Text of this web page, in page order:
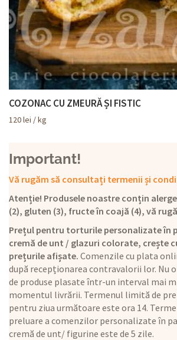
COZONAC CU ZMEURĂ ȘI FISTIC
120lei / kg
Important!
Vă rugăm să consultați termenii și
Atenție! Produsele noastre conțin
(2), gluten (3), fructe în coajă (4), vă
Prețul pentru torturile personalizate în
cremă de unt / glazuri colorate, crește
prețurile afișate. Comenzile cu plata
după recepționarea contravalorii lor. Nu
de produse plasate într-un interval mai
momentul livrării. Termenul limită de
pentru ziua următoare este ora 14.
preluare a comenzilor personalizate în
cremă de unt/ figurine este de 5 zile.